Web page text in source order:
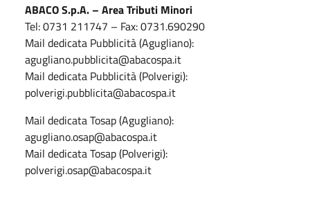
ABACO S.p.A. – Area Tributi Minori
Tel: 0731 211747 – Fax: 0731.690290
Mail dedicata Pubblicità (Agugliano):
agugliano.pubblicita@abacospa.it
Mail dedicata Pubblicità (Polverigi):
polverigi.pubblicita@abacospa.it
Mail dedicata Tosap (Agugliano):
agugliano.osap@abacospa.it
Mail dedicata Tosap (Polverigi):
polverigi.osap@abacospa.it